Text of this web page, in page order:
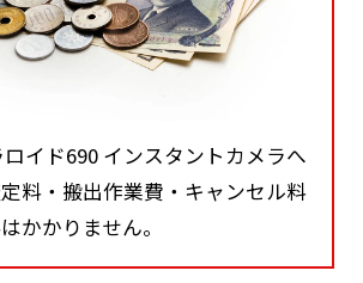
イド690 インスタントカメラへ
料・搬出作業費・キャンセル料
かかりません。